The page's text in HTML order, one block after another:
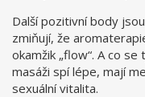
Další pozitivní body
zmiňují, že
okamžik „flow“. A co
masáži spí lépe, mají
sexuální vitalita.